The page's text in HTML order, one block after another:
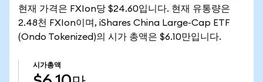
현재 가격은 FXIon당 $24.60입니다. 현재 유통량은
2.48천 FXIon이며, iShares China Large-Cap ETF
(Ondo Tokenized)의 시가 총액은 $6.10만입니다.
시가총액